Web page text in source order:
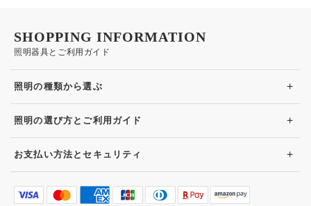
照明器具とご利用ガイド
SHOPPING INFORMATION
照明の種類から選ぶ +
照明の選び方とご利用ガイド +
お支払い方法とセキュリティ +